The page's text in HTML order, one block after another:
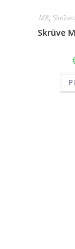
M8,Skrūves
Skrūve